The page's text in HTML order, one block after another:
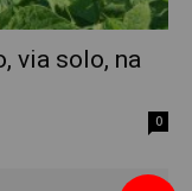
via solo, na
0